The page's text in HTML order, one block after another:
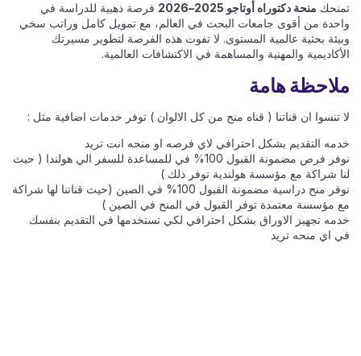
تمنحك منحة دكتوراه أوتاجو 2025–2026
فرصة ذهبية للدراسة في
واحدة من أقوى جامعات البحث في العالم، مع تمويل كامل وراتب سخي
وبيئة بحثية عالمية المستوى. لا تفوت هذه الفرصة لتطوير مسيرتك
الأكاديمية والمهنية والمساهمة في الاكتشافات العالمية.
ملاحظة هامة
لا تنسوا ان قناتنا ( قناه منح من كل الالوان ) توفر خدمات اضافية مثل :
خدمه التقديم بشكل احترافي لاي فرصه او منحه انت تريد
نوفر فرص مضمونة القبول 100% في للمساعدة للسفر الي هولندا ( حيث
لنا شراكة مع مؤسسة هولندية توفر ذلك )
نوفر منح دراسية مضمونة القبول 100% في الصين (حيث قناتنا لها شراكة
مع مؤسسة معتمدة توفر القبول في المنح في الصين )
خدمه تجهيز الاوراق بشكل احترافي لكي تستخدمها في التقديم بنفسك
في اي منحه تريد